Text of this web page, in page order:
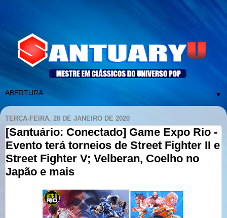
▼
TERÇA-FEIRA, 28 DE JANEIRO DE 2020
[Santuário: Conectado] Game Expo Rio -
Evento terá torneios de Street Fighter II e
Street Fighter V; Velberan, Coelho no
Japão e mais